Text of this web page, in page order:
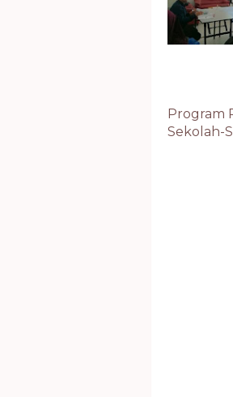
Program
Sekolah-